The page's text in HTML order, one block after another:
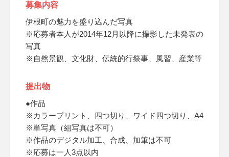
募集内容
伊根町の魅力を盛り込んだ写真
※応募者本人が2014年12月以降に撮影した未発表の
写真
※自然景観、文化財、伝統的行祭事、風習、産業等
提出物
●作品
※カラープリント、四つ切り、ワイド四つ切り、A4
※単写真（組写真は不可）
※作品のデジタル加工、合成、加筆は不可
※応募は一人3点以内